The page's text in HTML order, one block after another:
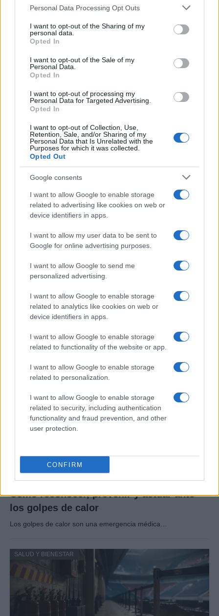
Please note that this website/app uses one or more Google
not limited to your visit or usage behaviour. You may click to
grant or deny consent to Google and its third-party tags to
use your data for below specified purposes in below Google
consent section.
Personal Data Processing Opt Outs
I want to opt-out of the Sharing of my
personal data.
Opted In
I want to opt-out of the Sale of my
Personal Data.
Opted In
I want to opt-out of processing my
Personal Data for Targeted Advertising.
Opted In
I want to opt-out of Collection, Use,
Retention, Sale, and/or Sharing of my
Personal Data that Is Unrelated with the
Purposes for which it was collected.
Opted Out
Google consents
I want to allow Google to enable storage
related to advertising like cookies on web or
device identifiers in apps.
I want to allow my user data to be sent to
Google for online advertising purposes.
I want to allow Google to send me
personalized advertising.
I want to allow Google to enable storage
related to analytics like cookies on web or
device identifiers in apps.
I want to allow Google to enable storage
related to functionality of the website or app.
I want to allow Google to enable storage
related to personalization.
I want to allow Google to enable storage
related to security, including authentication
functionality and fraud prevention, and other
user protection.
CONFIRM
Cómo protegerse del golpe de calor con
hábitos y señales esenciales
El golpe de calor es una emergencia médica…
SALUD Y BIENESTAR
Guía completa para preparar tu vivienda
Conoce las medidas esenciales para proteger tu hogar…
SALUD Y BIENESTAR
Cómo reconocer, prevenir y actuar ante
los golpes de calor
Los golpes de calor son una emergencia médica…
SALUD Y BIENESTAR